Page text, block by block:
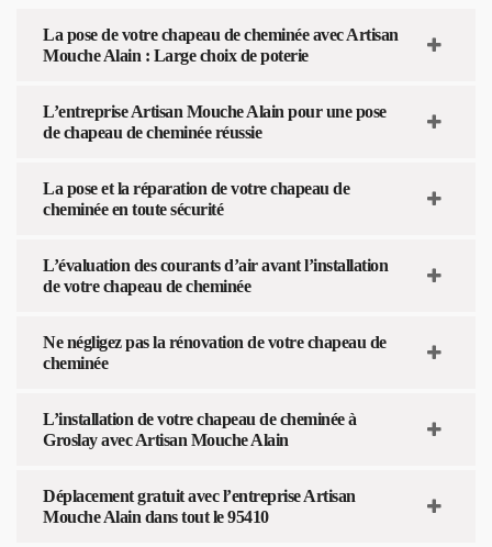
La pose de votre chapeau de cheminée avec Artisan
Mouche Alain : Large choix de poterie
L’entreprise Artisan Mouche Alain pour une pose
de chapeau de cheminée réussie
La pose et la réparation de votre chapeau de
cheminée en toute sécurité
L’évaluation des courants d’air avant l’installation
de votre chapeau de cheminée
Ne négligez pas la rénovation de votre chapeau de
cheminée
L’installation de votre chapeau de cheminée à
Groslay avec Artisan Mouche Alain
Déplacement gratuit avec l’entreprise Artisan
Mouche Alain dans tout le 95410